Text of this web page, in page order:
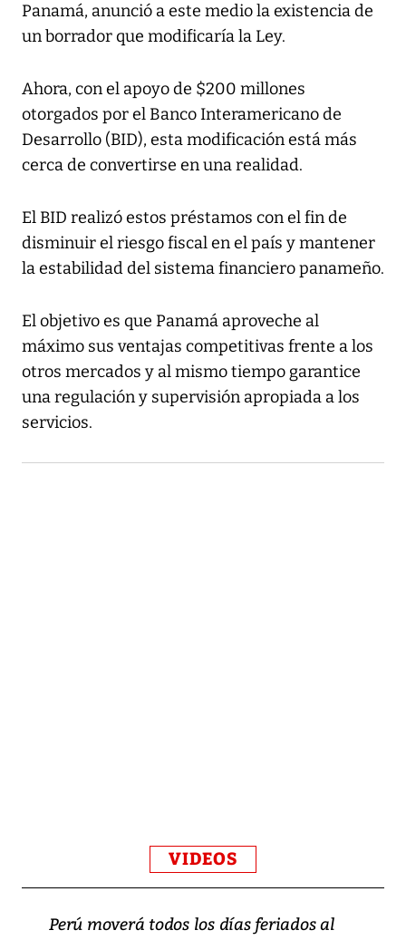
Panamá, anunció a este medio la existencia de
un borrador que modificaría la Ley.
Ahora, con el apoyo de $200 millones
otorgados por el Banco Interamericano de
Desarrollo (BID), esta modificación está más
cerca de convertirse en una realidad.
El BID realizó estos préstamos con el fin de
disminuir el riesgo fiscal en el país y mantener
la estabilidad del sistema financiero panameño.
El objetivo es que Panamá aproveche al
máximo sus ventajas competitivas frente a los
otros mercados y al mismo tiempo garantice
una regulación y supervisión apropiada a los
servicios.
VIDEOS
Perú moverá todos los días feriados al